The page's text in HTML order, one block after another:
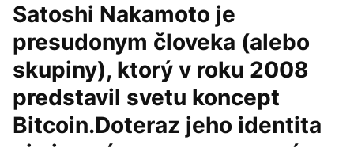
Satoshi Nakamoto je
presudonym človeka (alebo
skupiny), ktorý v roku 2008
predstavil svetu koncept
Bitcoin.Doteraz jeho identita